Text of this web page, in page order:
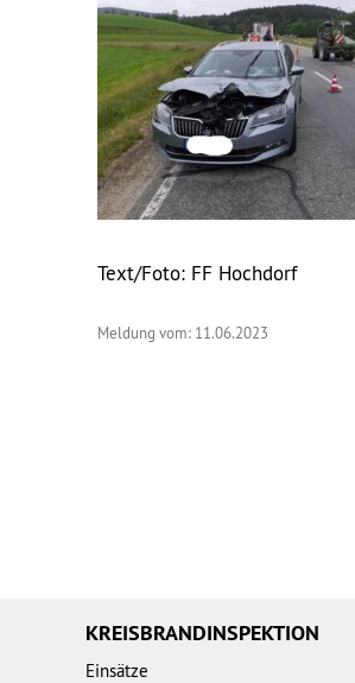
Text/Foto: FF Hochdorf
Meldung vom: 11.06.2023
KREISBRANDINSPEKTION
Einsätze